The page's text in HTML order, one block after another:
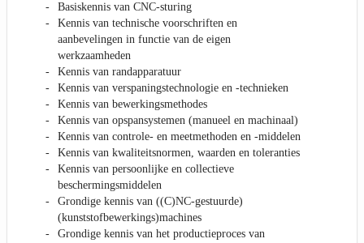
Basiskennis van CNC-sturing
Kennis van technische voorschriften en
aanbevelingen in functie van de eigen
werkzaamheden
Kennis van randapparatuur
Kennis van verspaningstechnologie en -technieken
Kennis van bewerkingsmethodes
Kennis van opspansystemen (manueel en machinaal)
Kennis van controle- en meetmethoden en -middelen
Kennis van kwaliteitsnormen, waarden en toleranties
Kennis van persoonlijke en collectieve
beschermingsmiddelen
Grondige kennis van ((C)NC-gestuurde)
(kunststofbewerkings)machines
Grondige kennis van het productieproces van